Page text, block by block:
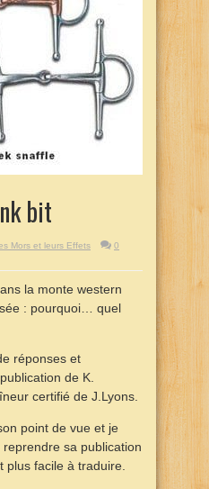
bit
Mors et leurs Effets
0
la monte western
: pourquoi… quel
réponses et
de K.
certifié de J.Lyons.
point de vue et je
reprendre sa publication
plus facile à traduire.